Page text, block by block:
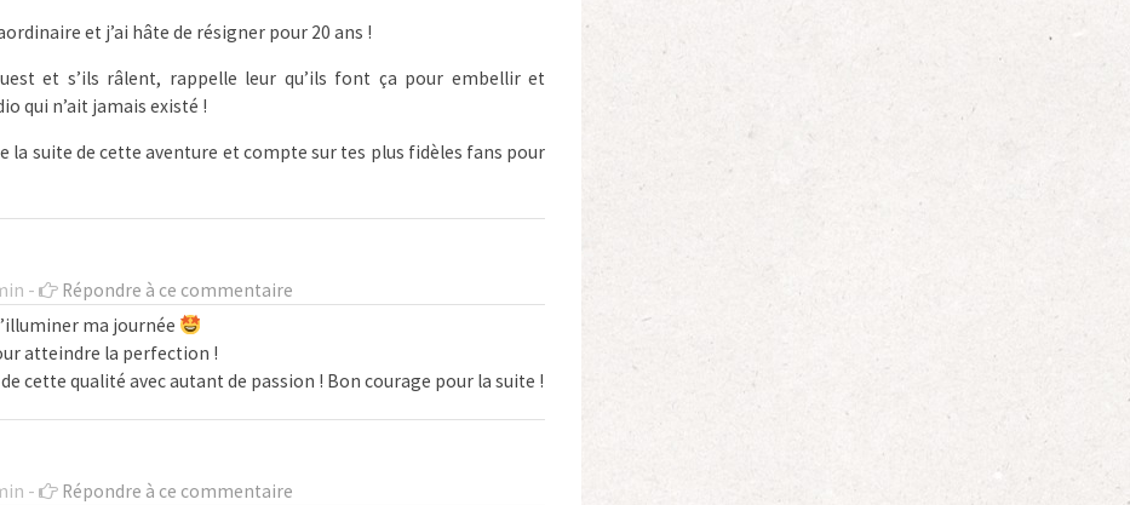
et j’ai hâte de résigner pour 20 ans !
et s’ils râlent, rappelle leur qu’ils font ça pour embellir et
qui n’ait jamais existé !
la suite de cette aventure et compte sur tes plus fidèles fans pour
-
Répondre à ce commentaire
ma journée
atteindre la perfection !
cette qualité avec autant de passion ! Bon courage pour la suite !
-
Répondre à ce commentaire